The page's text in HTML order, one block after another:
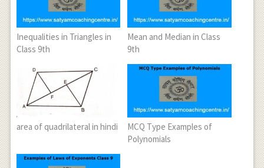
Inequalities in Triangles in
Class 9th
Mean and Median in Class
9th
area of quadrilateral in hindi
MCQ Type Examples of
Polynomials